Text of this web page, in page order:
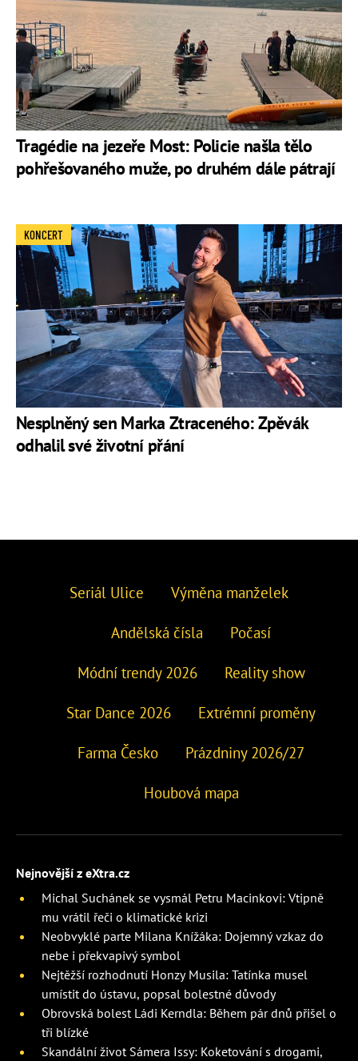
Tragédie na jezeře Most: Policie našla tělo
pohřešovaného muže, po druhém dále pátrají
Nesplněný sen Marka Ztraceného: Zpěvák
odhalil své životní přání
KONCERT
Seriál Ulice Výměna manželek
Andělská čísla Počasí
Módní trendy 2026 Reality show
Star Dance 2026 Extrémní proměny
Farma Česko Prázdniny 2026/27
Houbová mapa
Nejnovější z eXtra.cz
Michal Suchánek se vysmál Petru Macinkovi: Vtipně
mu vrátil řeči o klimatické krizi
Neobvyklé parte Milana Knížáka: Dojemný vzkaz do
nebe i překvapivý symbol
Nejtěžší rozhodnutí Honzy Musila: Tatínka musel
umístit do ústavu, popsal bolestné důvody
Obrovská bolest Ládi Kerndla: Během pár dnů přišel o
tři blízké
Skandální život Sámera Issy: Koketování s drogami,